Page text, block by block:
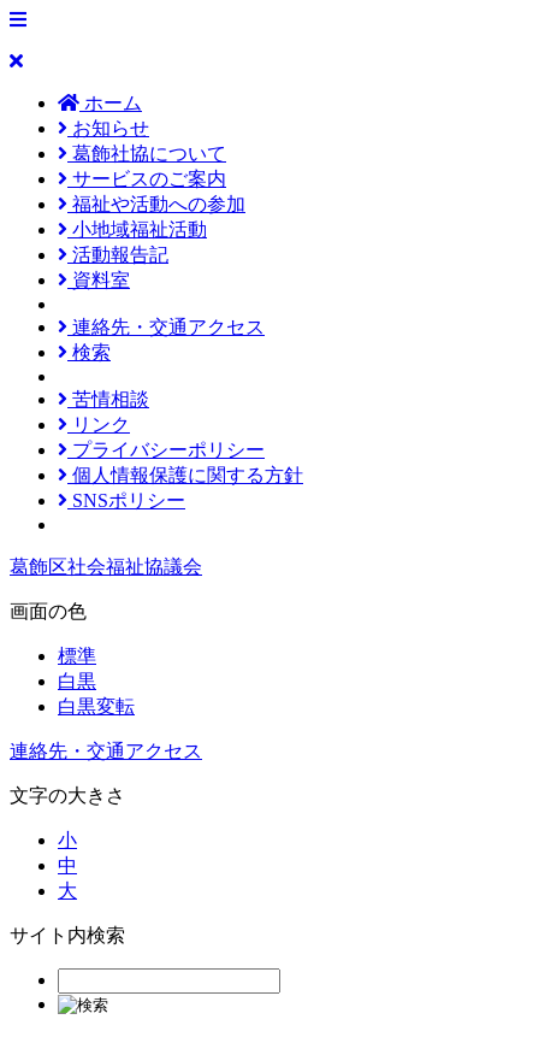
ホーム
お知らせ
葛飾社協について
サービスのご案内
福祉や活動への参加
小地域福祉活動
活動報告記
資料室
連絡先・交通アクセス
検索
苦情相談
リンク
プライバシーポリシー
個人情報保護に関する方針
SNSポリシー
葛飾区社会福祉協議会
画面の色
標準
白黒
白黒変転
連絡先・交通アクセス
文字の大きさ
小
中
大
サイト内検索